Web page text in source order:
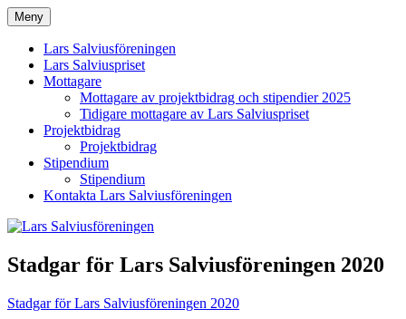
Hoppa
till
innehåll
Lars Salviusföreningen
Meny
Lars Salviusföreningen
Lars Salviuspriset
Mottagare
Mottagare av projektbidrag och stipendier 2025
Tidigare mottagare av Lars Salviuspriset
Projektbidrag
Projektbidrag
Stipendium
Stipendium
Kontakta Lars Salviusföreningen
Stadgar för Lars Salviusföreningen 2020
Stadgar för Lars Salviusföreningen 2020